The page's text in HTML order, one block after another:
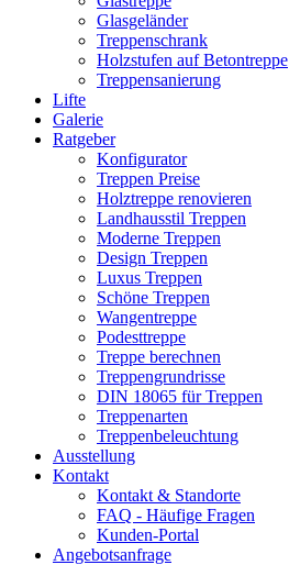
Glasgeländer
Treppenschrank
Holzstufen auf Betontreppe
Treppensanierung
Lifte
Galerie
Ratgeber
Konfigurator
Treppen Preise
Holztreppe renovieren
Landhausstil Treppen
Moderne Treppen
Design Treppen
Luxus Treppen
Schöne Treppen
Wangentreppe
Podesttreppe
Treppe berechnen
Treppengrundrisse
DIN 18065 für Treppen
Treppenarten
Treppenbeleuchtung
Ausstellung
Kontakt
Kontakt & Standorte
FAQ - Häufige Fragen
Kunden-Portal
Angebotsanfrage